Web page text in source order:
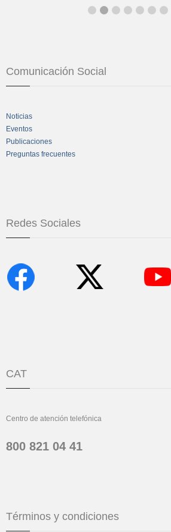
Comunicación Social
Noticias
Eventos
Publicaciones
Preguntas frecuentes
Redes Sociales
CAT
Centro de atención telefónica
800 821 04 41
Términos y condiciones